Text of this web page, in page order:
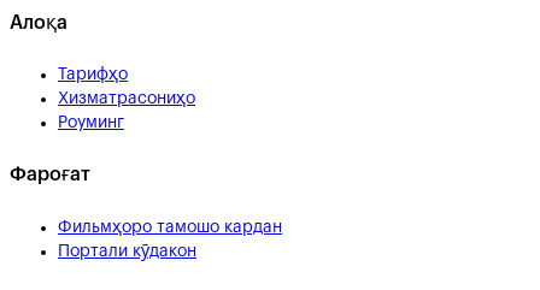
Алоқа
Тарифҳо
Хизматрасониҳо
Роуминг
Фароғат
Фильмҳоро тамошо кардан
Портали кӯдакон